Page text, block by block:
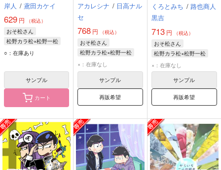
岸人 / 鳶田カケイ
629 円 （税込）
おそ松さん
松野カラ松×松野一松
松野カラ松
○：在庫あり
サンプル
カート
アカレシナ / 日高ナル
セ
768 円 （税込）
おそ松さん
松野カラ松×松野一松
松野カラ松
×：在庫なし
サンプル
再販希望
くろとみち / 路也商人
黒吉
713円 （税込）
おそ松さん
松野カラ松×松野一松
松野カラ松
×：在庫なし
サンプル
再販希望